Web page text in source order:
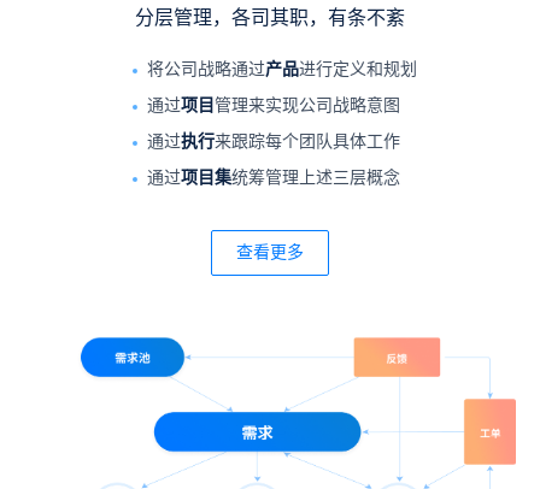
分层管理，各司其职，有条不紊
将公司战略通过产品进行定义和规划
通过项目 管理来实现公司战略意图
通过执行来跟踪每个团队具体工作
通过项目集统筹管理上述三层概念
查看更多